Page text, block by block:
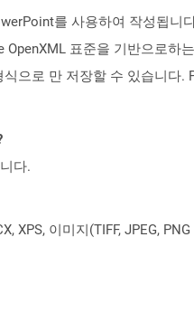
를 사용하여 작성됩니
표준을 기반으로하
으로 만 저장할 수 있습니다.
다.
이미지(TIFF, JPEG,